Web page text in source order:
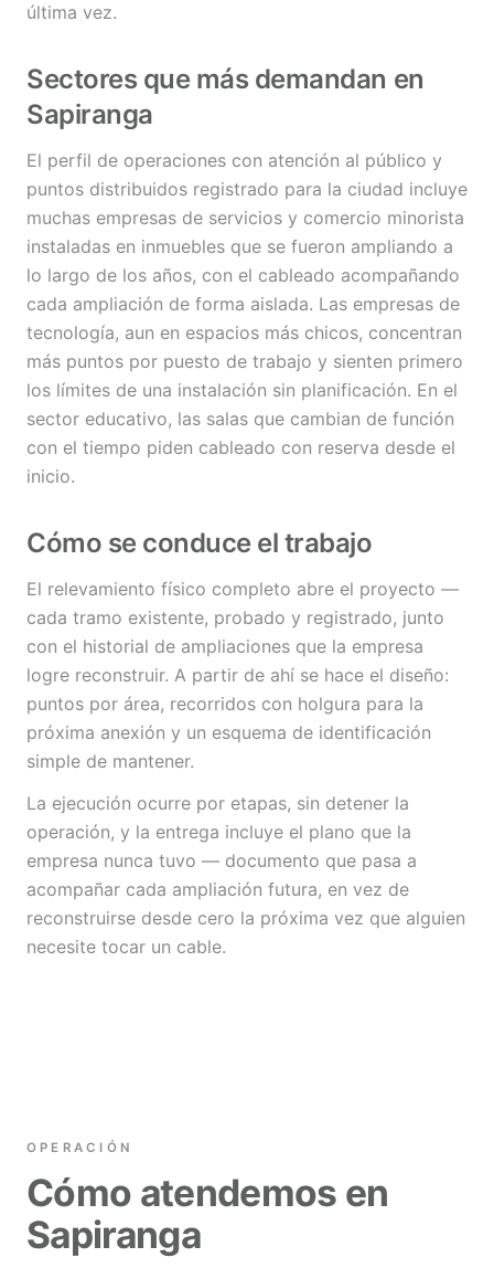
última vez.
Sectores que más demandan en
Sapiranga
El perfil de operaciones con atención al público y
puntos distribuidos registrado para la ciudad incluye
muchas empresas de servicios y comercio minorista
instaladas en inmuebles que se fueron ampliando a
lo largo de los años, con el cableado acompañando
cada ampliación de forma aislada. Las empresas de
tecnología, aun en espacios más chicos, concentran
más puntos por puesto de trabajo y sienten primero
los límites de una instalación sin planificación. En el
sector educativo, las salas que cambian de función
con el tiempo piden cableado con reserva desde el
inicio.
Cómo se conduce el trabajo
El relevamiento físico completo abre el proyecto —
cada tramo existente, probado y registrado, junto
con el historial de ampliaciones que la empresa
logre reconstruir. A partir de ahí se hace el diseño:
puntos por área, recorridos con holgura para la
próxima anexión y un esquema de identificación
simple de mantener.
La ejecución ocurre por etapas, sin detener la
operación, y la entrega incluye el plano que la
empresa nunca tuvo — documento que pasa a
acompañar cada ampliación futura, en vez de
reconstruirse desde cero la próxima vez que alguien
necesite tocar un cable.
OPERACIÓN
Cómo atendemos en
Sapiranga